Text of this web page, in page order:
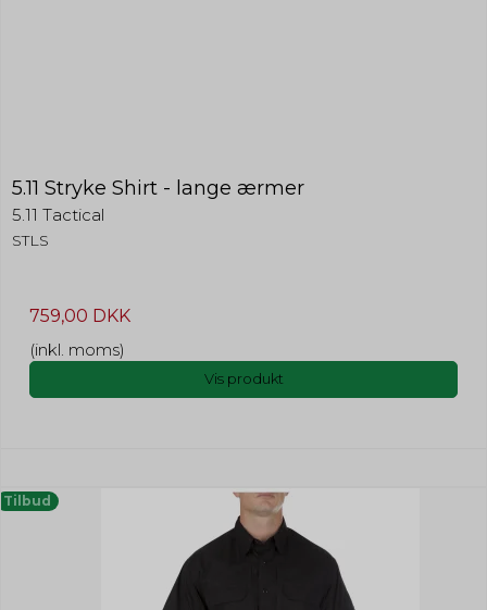
5.11 Stryke Shirt - lange ærmer
5.11 Tactical
STLS
759,00 DKK
(inkl. moms)
Vis produkt
Tilbud